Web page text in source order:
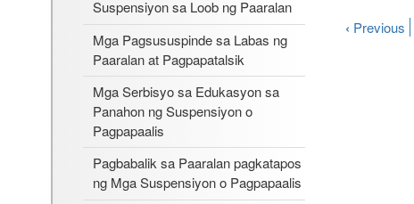
Suspensiyon sa Loob ng Paaralan
Mga Pagsususpinde sa Labas ng
Paaralan at Pagpapatalsik
Mga Serbisyo sa Edukasyon sa
Panahon ng Suspensiyon o
Pagpapaalis
Pagbabalik sa Paaralan pagkatapos
ng Mga Suspensiyon o Pagpapaalis
‹ Previous